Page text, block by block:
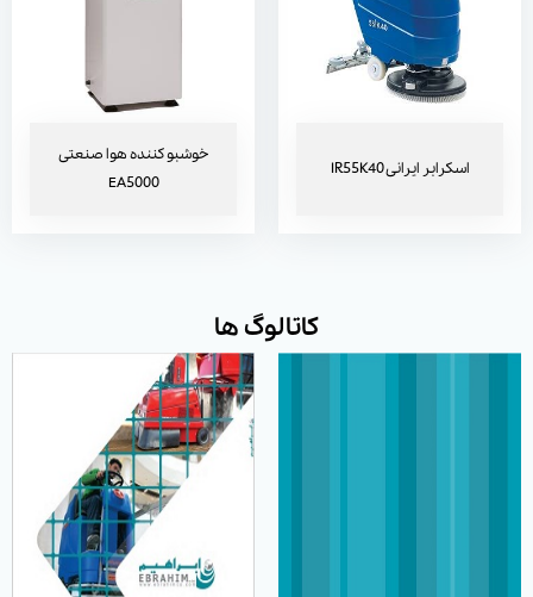
اسکرابر ایرانی IR55K40
خوشبو کننده هوا صنعتی
EA5000
کاتالوگ ها